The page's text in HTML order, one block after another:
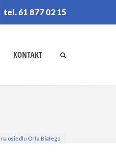
tel. 61 877 02 15
KONTAKT
osiedlu Orła Białego